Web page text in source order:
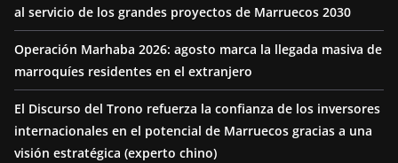
al servicio de los grandes proyectos de Marruecos 2030
Operación Marhaba 2026: agosto marca la llegada masiva de
marroquíes residentes en el extranjero
El Discurso del Trono refuerza la confianza de los inversores
internacionales en el potencial de Marruecos gracias a una
visión estratégica (experto chino)